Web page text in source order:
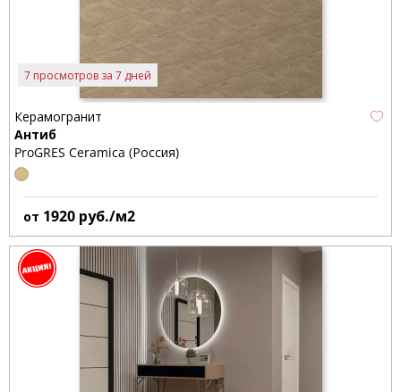
7 просмотров за 7 дней
Керамогранит
Антиб
ProGRES Ceramica (Россия)
от 1920 руб./м2